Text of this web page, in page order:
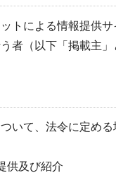
トによる情報提供
者（以下「掲載主
いて、法令に定め
供及び紹介